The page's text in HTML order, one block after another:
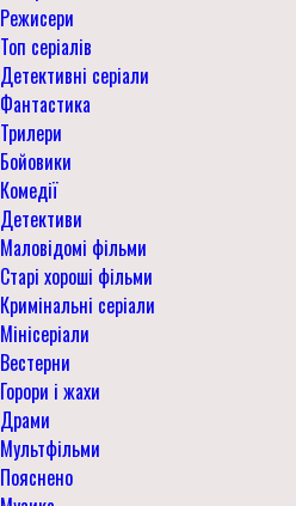
Режисери
Топ серіалів
Детективні серіали
Фантастика
Трилери
Бойовики
Комедії
Детективи
Маловідомі фільми
Старі хороші фільми
Кримінальні серіали
Мінісеріали
Вестерни
Горори і жахи
Драми
Мультфільми
Пояснено